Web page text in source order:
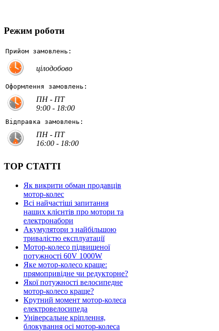
Режим роботи
Прийом замовлень:
цілодобово
Оформлення замовлень:
ПН - ПТ
9:00 - 18:00
Відправка замовлень:
ПН - ПТ
16:00 - 18:00
ТОР СТАТТІ
Як викрити обман продавців
мотор-колес
Всі найчастіші запитання
наших клієнтів про мотори та
електронабори
Акумулятори з найбільшою
тривалістю експлуатації
Мотор-колесо підвищеної
потужності 60V 1000W
Яке мотор-колесо краще:
прямопривідне чи редукторне?
Якої потужності велосипедне
мотор-колесо краще?
Крутний момент мотор-колеса
електровелосипеда
Універсальне кріплення,
блокування осі мотор-колеса